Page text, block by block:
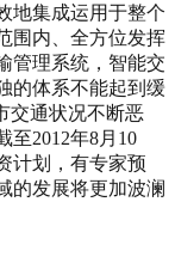
地集成运用于整个
围内、全方位发挥
管理系统，智能交
的体系不能起到缓
交通状况不断恶
至2012年8月10
计划，有专家预
的发展将更加波澜